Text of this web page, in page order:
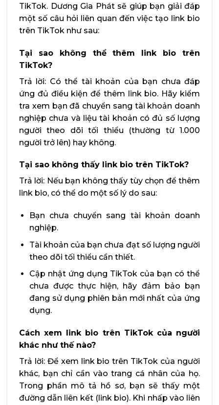
TikTok. Dương Gia Phát sẽ giúp bạn giải đáp
một số câu hỏi liên quan đến việc tạo link bio
trên TikTok như sau:
Tại sao không thể thêm link bio trên
TikTok?
Trả lời: Có thể tài khoản của bạn chưa đáp
ứng đủ điều kiện để thêm link bio. Hãy kiểm
tra xem bạn đã chuyển sang tài khoản doanh
nghiệp chưa và liệu tài khoản có đủ số lượng
người theo dõi tối thiểu (thường từ 1.000
người trở lên) hay không.
Tại sao không thấy link bio trên TikTok?
Trả lời: Nếu bạn không thấy tùy chọn để thêm
link bio, có thể do một số lý do sau:
Bạn chưa chuyển sang tài khoản doanh
nghiệp.
Tài khoản của bạn chưa đạt số lượng người
theo dõi tối thiểu cần thiết.
Cập nhật ứng dụng TikTok của bạn có thể
chưa được thực hiện, hãy đảm bảo bạn
đang sử dụng phiên bản mới nhất của ứng
dụng.
Cách xem link bio trên TikTok của người
khác như thế nào?
Trả lời: Để xem link bio trên TikTok của người
khác, bạn chỉ cần vào trang cá nhân của họ.
Trong phần mô tả hồ sơ, bạn sẽ thấy một
đường dẫn liên kết (link bio). Khi nhấp vào liên